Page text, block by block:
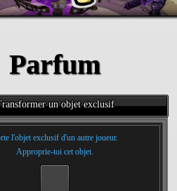
Parfum
un objet exclusif
l'objet exclusif d'un autre joueur.
Approprie-toi cet objet.